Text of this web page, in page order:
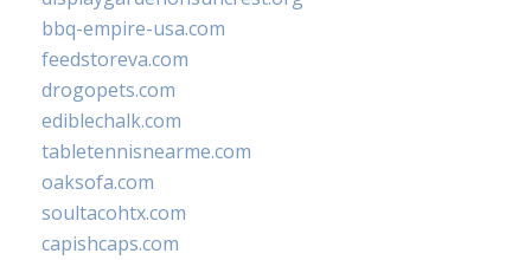
bbq-empire-usa.com
feedstoreva.com
drogopets.com
ediblechalk.com
tabletennisnearme.com
oaksofa.com
soultacohtx.com
capishcaps.com